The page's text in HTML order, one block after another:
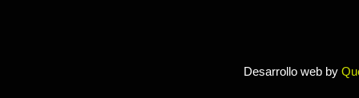
Desarrollo web by